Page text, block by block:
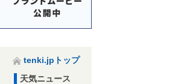
tenki.jpトップ
天気ニュース